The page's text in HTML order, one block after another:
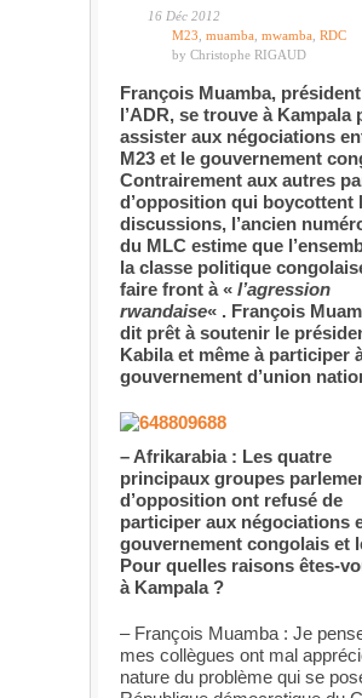
16 Déc 2012
M23 muamba mwamba RDC
by Christophe RIGAUD
François Muamba,
l’ADR, se trouve à Kampala
assister aux négociations
M23 et le gouvernement
Contrairement aux autres
d’opposition qui boycottent
discussions, l’ancien
du MLC estime que
la classe politique
faire front à « l’agression
rwandaise« . François
dit prêt à soutenir le
Kabila et même à participer
gouvernement d’union
– Afrikarabia : Les quatre
principaux groupes
d’opposition ont refusé de
participer aux négociations
gouvernement congolais et
Pour quelles raisons êtes-
à Kampala ?
– François Muamba : Je
mes collègues ont mal
nature du problème qui se